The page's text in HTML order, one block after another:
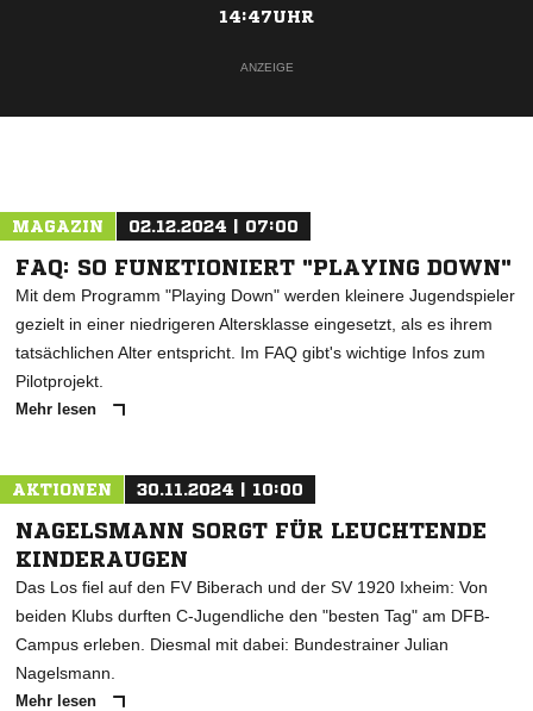
14:47UHR
ANZEIGE
MAGAZIN 02.12.2024 | 07:00
FAQ: SO FUNKTIONIERT "PLAYING DOWN"
Mit dem Programm "Playing Down" werden kleinere Jugendspieler
gezielt in einer niedrigeren Altersklasse eingesetzt, als es ihrem
tatsächlichen Alter entspricht. Im FAQ gibt's wichtige Infos zum
Pilotprojekt.
Mehr lesen
AKTIONEN 30.11.2024 | 10:00
NAGELSMANN SORGT FÜR LEUCHTENDE
KINDERAUGEN
Das Los fiel auf den FV Biberach und der SV 1920 Ixheim: Von
beiden Klubs durften C-Jugendliche den "besten Tag" am DFB-
Campus erleben. Diesmal mit dabei: Bundestrainer Julian
Nagelsmann.
Mehr lesen